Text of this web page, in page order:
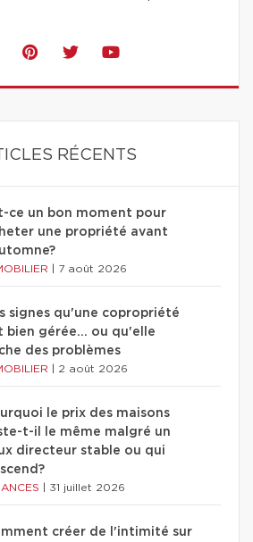
RÉCENTS
ce un bon moment pour
une propriété avant
7 août 2026
signes qu'une copropriété
bien gérée… ou qu'elle
des problèmes
2 août 2026
le prix des maisons
t-il le même malgré un
directeur stable ou qui
31 juillet 2026
créer de l'intimité sur